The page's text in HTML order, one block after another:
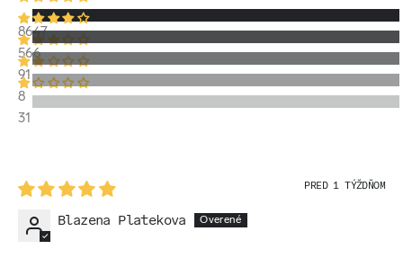
8647
566
91
8
31
PRED 1 TÝŽDŇOM
Blazena Platekova